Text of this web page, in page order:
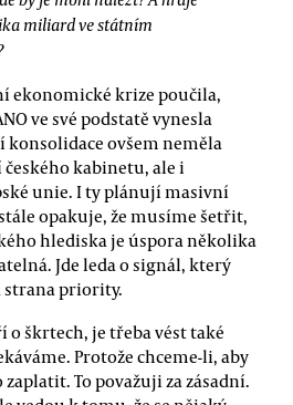
miliard ve státním
ekonomické krize poučila,
ve své podstatě vynesla
konsolidace ovšem neměla
kabinetu, ale i
unie. I ty plánují masivní
opakuje, že musíme šetřit,
hlediska je úspora několika
Jde leda o signál, který
strana priority.
o škrtech, je třeba vést také
Protože chceme-li, aby
To považuji za zásadní.